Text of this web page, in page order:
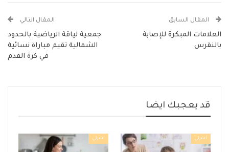
المقال السابق
العلامات المبكرة للإصابة
بالنقرس
المقال التالي
جمعية لياقة الرياضية بالحدود
الشمالية تقيم مباراة نسائية
في كرة القدم
قد يعجبك ايضا
أسرتي أسرتي